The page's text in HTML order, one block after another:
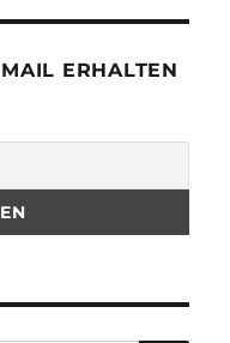
ERHALTEN